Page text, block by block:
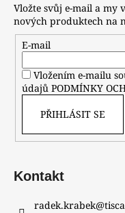
Vložte svůj e-mail a my
nových produktech na
E-mail
Vložením e-mailu
údajů PODMÍNKY
PŘIHLÁSIT SE
Kontakt
radek.krabek@